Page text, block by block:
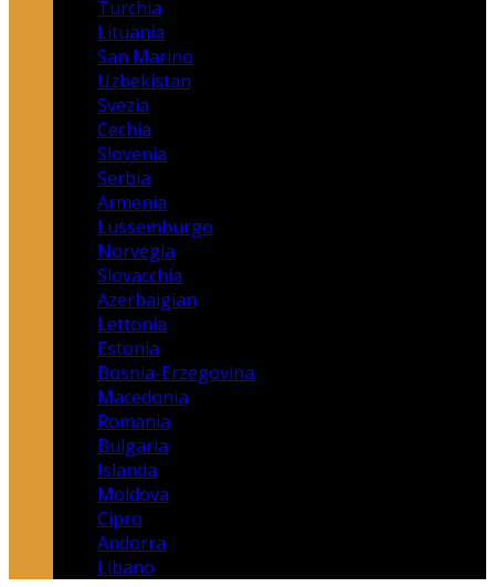
Turchia
Lituania
San Marino
Uzbekistan
Svezia
Cechia
Slovenia
Serbia
Armenia
Lussemburgo
Norvegia
Slovacchia
Azerbaigian
Lettonia
Estonia
Bosnia-Erzegovina
Macedonia
Romania
Bulgaria
Islanda
Moldova
Cipro
Andorra
Libano